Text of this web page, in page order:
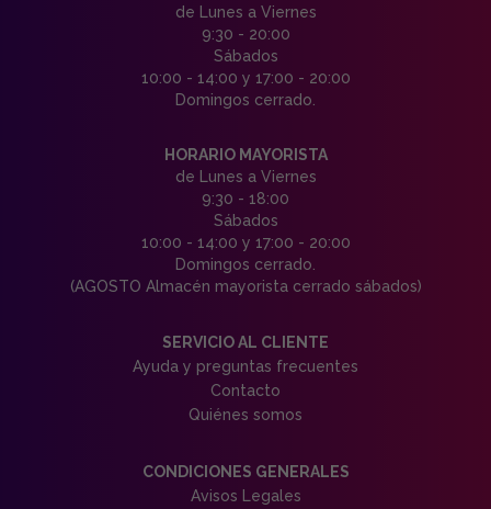
de Lunes a Viernes
9:30 - 20:00
Sábados
10:00 - 14:00 y 17:00 - 20:00
Domingos cerrado.
HORARIO MAYORISTA
de Lunes a Viernes
9:30 - 18:00
Sábados
10:00 - 14:00 y 17:00 - 20:00
Domingos cerrado.
(AGOSTO Almacén mayorista cerrado sábados)
SERVICIO AL CLIENTE
Ayuda y preguntas frecuentes
Contacto
Quiénes somos
CONDICIONES GENERALES
Avisos Legales